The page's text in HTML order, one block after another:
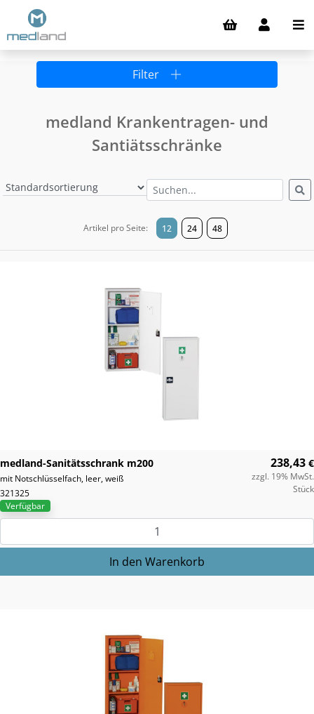
Filter
medland Krankentragen- und
Santiätsschränke
Artikel pro Seite: 12 24 48
medland-Sanitätsschrank m200
mit Notschlüsselfach, leer, weiß
321325
238,43 €
zzgl. 19% MwSt.
Stück
Verfügbar